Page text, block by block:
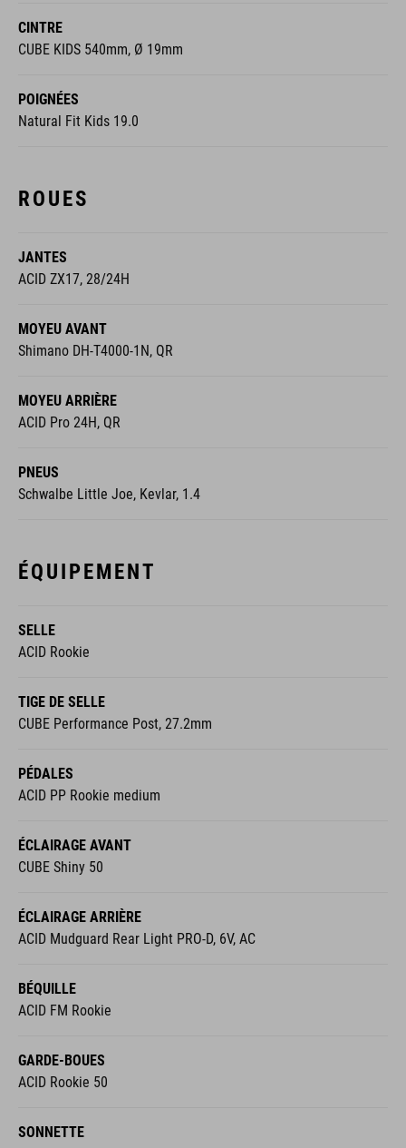
CINTRE
CUBE KIDS 540mm, Ø 19mm
POIGNÉES
Natural Fit Kids 19.0
ROUES
JANTES
ACID ZX17, 28/24H
MOYEU AVANT
Shimano DH-T4000-1N, QR
MOYEU ARRIÈRE
ACID Pro 24H, QR
PNEUS
Schwalbe Little Joe, Kevlar, 1.4
ÉQUIPEMENT
SELLE
ACID Rookie
TIGE DE SELLE
CUBE Performance Post, 27.2mm
PÉDALES
ACID PP Rookie medium
ÉCLAIRAGE AVANT
CUBE Shiny 50
ÉCLAIRAGE ARRIÈRE
ACID Mudguard Rear Light PRO-D, 6V, AC
BÉQUILLE
ACID FM Rookie
GARDE-BOUES
ACID Rookie 50
SONNETTE